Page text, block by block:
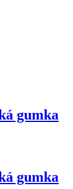
gumka
gumka